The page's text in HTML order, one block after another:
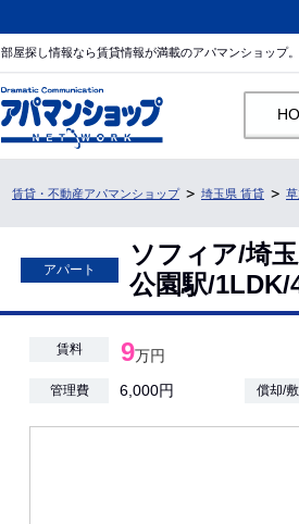
部屋探し情報なら賃貸情報が満載のアパマンショップ
賃貸・不動産アパマンショップ 埼玉県 賃貸
アパート
ソフィア/埼
公園駅/1LDK/
賃料 9万円
管理費 6,000円 償却/敷